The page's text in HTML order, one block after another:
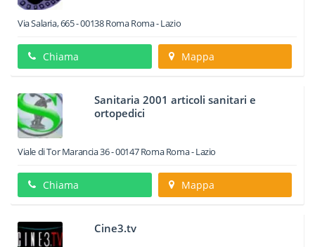
Via Salaria, 665-00138RomaRoma -Lazio
Chiama Mappa
Sanitaria 2001 articoli sanitari e
ortopedici
Viale di Tor Marancia 36-00147 RomaRoma -Lazio
Chiama Mappa
Cine3.tv